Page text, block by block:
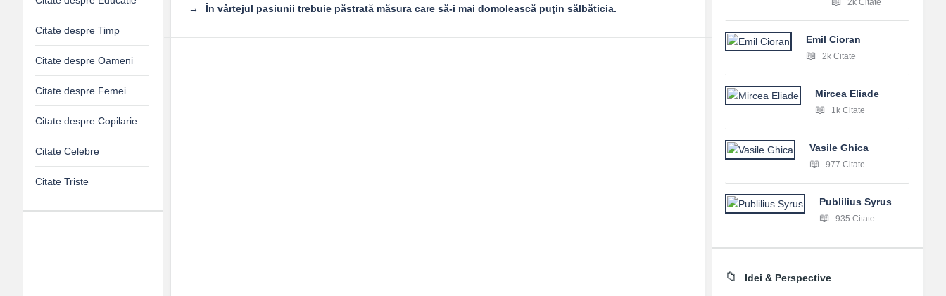
În vârtejul pasiunii trebuie păstrată măsura care să-i mai domolească puţin sălbăticia.
2k Citate
Emil Cioran
2k Citate
Mircea Eliade
1k Citate
Vasile Ghica
977 Citate
Publilius Syrus
935 Citate
Idei & Perspective
Citate despre Timp
Citate despre Oameni
Citate despre Femei
Citate despre Copilarie
Citate Celebre
Citate Triste